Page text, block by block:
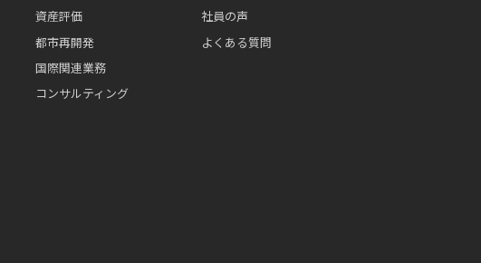
資産評価
都市再開発
国際関連業務
コンサルティング
社員の声
よくある質問